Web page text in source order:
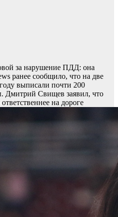
за нарушение ПДД: она
ранее сообщило, что на две
выписали почти 200
Дмитрий Свищев заявил, что
на дороге